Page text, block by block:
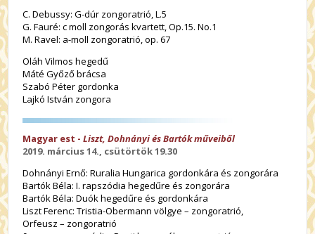
C. Debussy: G-dúr zongoratrió, L.5
G. Fauré: c moll zongorás kvartett, Op.15. No.1
M. Ravel: a-moll zongoratrió, op. 67
Oláh Vilmos hegedű
Máté Győző brácsa
Szabó Péter gordonka
Lajkó István zongora
Magyar est -Liszt, Dohnányi és Bartók műveiből
2019. március 14., csütörtök 19.30
Dohnányi Ernő: Ruralia Hungarica gordonkára és zongorára
Bartók Béla: I. rapszódia hegedűre és zongorára
Bartók Béla: Duók hegedűre és gordonkára
Liszt Ferenc: Tristia-Obermann völgye – zongoratrió,
Orfeusz – zongoratrió